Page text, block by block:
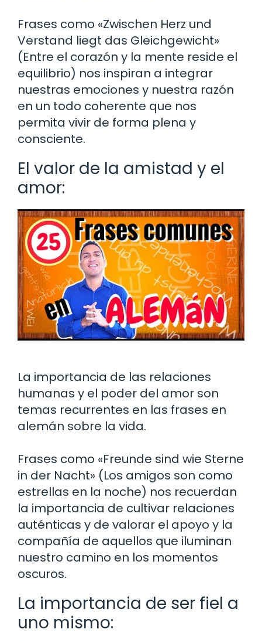
Frases como «Zwischen Herz und
Verstand liegt das Gleichgewicht»
(Entre el corazón y la mente reside el
equilibrio) nos inspiran a integrar
nuestras emociones y nuestra razón
en un todo coherente que nos
permita vivir de forma plena y
consciente.
El valor de la amistad y el
amor:
La importancia de las relaciones
humanas y el poder del amor son
temas recurrentes en las frases en
alemán sobre la vida.
Frases como «Freunde sind wie Sterne
in der Nacht» (Los amigos son como
estrellas en la noche) nos recuerdan
la importancia de cultivar relaciones
auténticas y de valorar el apoyo y la
compañía de aquellos que iluminan
nuestro camino en los momentos
oscuros.
La importancia de ser fiel a
uno mismo: